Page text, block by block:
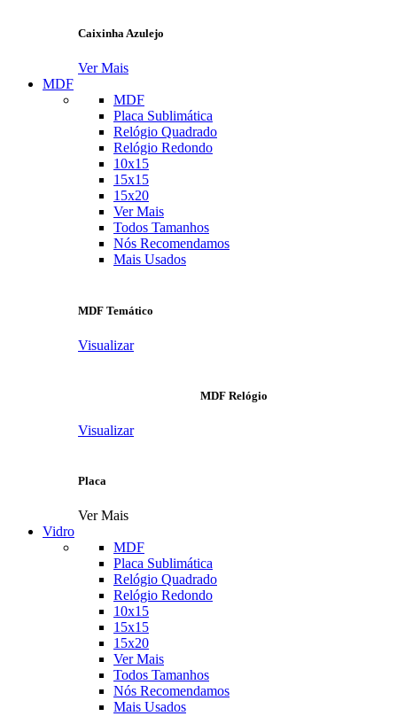
Caixinha Azulejo
Ver Mais
MDF
MDF
Placa Sublimática
Relógio Quadrado
Relógio Redondo
10x15
15x15
15x20
Ver Mais
Todos Tamanhos
Nós Recomendamos
Mais Usados
MDF Temático
Visualizar
MDF Relógio
Visualizar
Placa
Ver Mais
Vidro
MDF
Placa Sublimática
Relógio Quadrado
Relógio Redondo
10x15
15x15
15x20
Ver Mais
Todos Tamanhos
Nós Recomendamos
Mais Usados